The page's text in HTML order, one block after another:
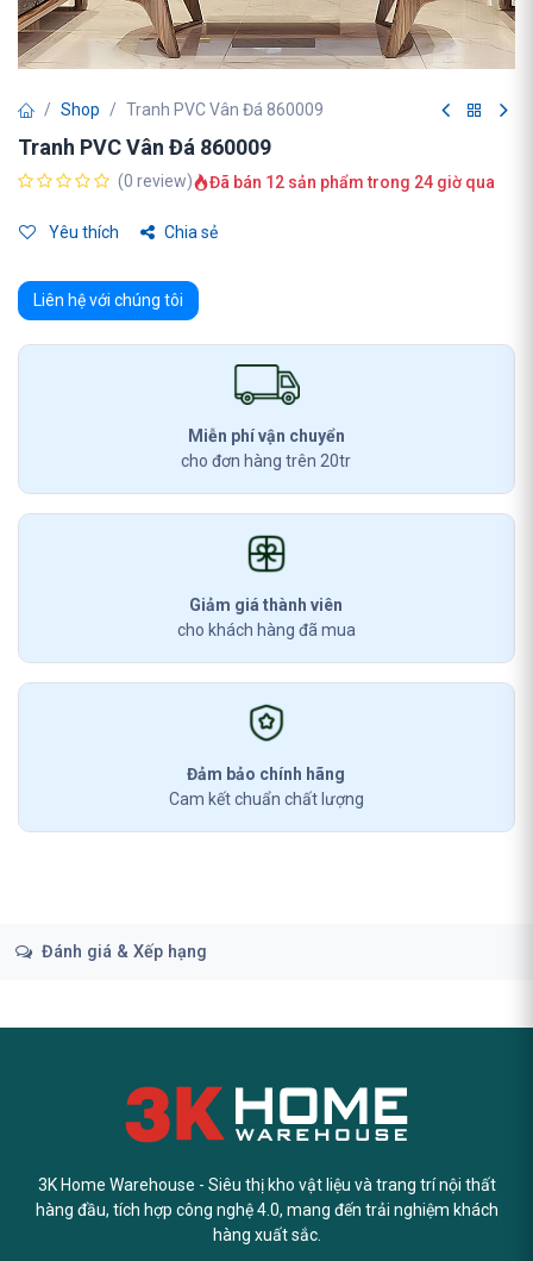
Shop Tranh PVC Vân Đá 860009
Tranh PVC Vân Đá 860009
(0 review) Đã bán 12 sản phẩm trong 24 giờ qua
Yêu thích Chia sẻ
Liên hệ với chúng tôi
Miễn phí vận chuyển
cho đơn hàng trên 20tr
Giảm giá thành viên
cho khách hàng đã mua
Đảm bảo chính hãng
Cam kết chuẩn chất lượng
Đánh giá & Xếp hạng
3K Home Warehouse - Siêu thị kho vật liệu và trang trí nội thất
hàng đầu, tích hợp công nghệ 4.0, mang đến trải nghiệm khách
hàng xuất sắc.